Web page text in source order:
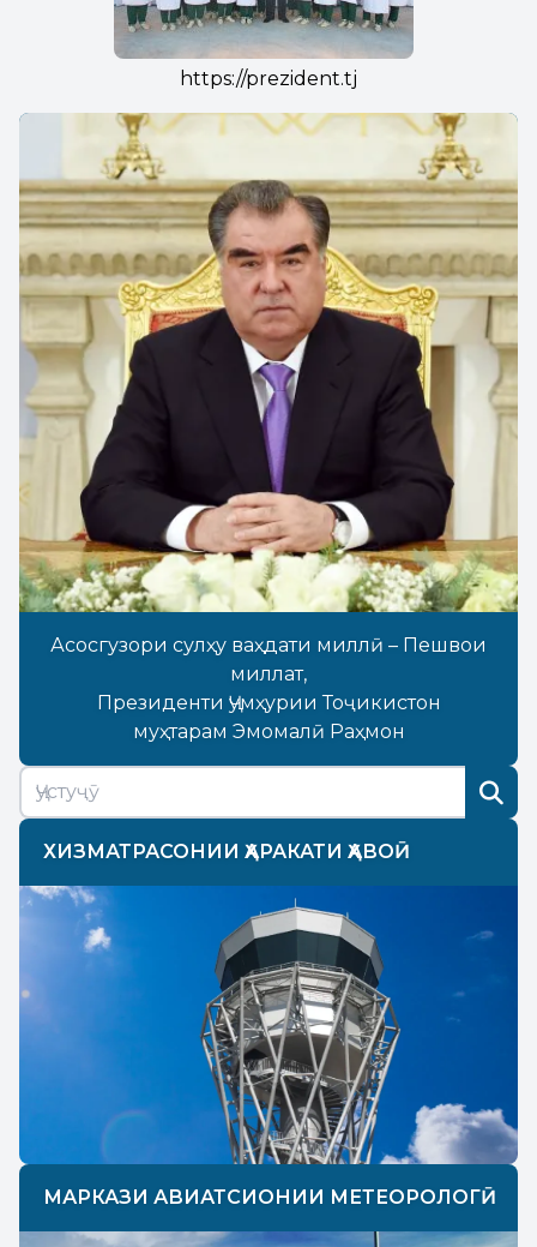
https://prezident.tj
Асосгузори сулҳу ваҳдати миллӣ – Пешвои
миллат,
Президенти Ҷумҳурии Тоҷикистон
муҳтарам Эмомалӣ Раҳмон
ХИЗМАТРАСОНИИ ҲАРАКАТИ ҲАВОӢ
МАРКАЗИ АВИАТСИОНИИ МЕТЕОРОЛОГӢ